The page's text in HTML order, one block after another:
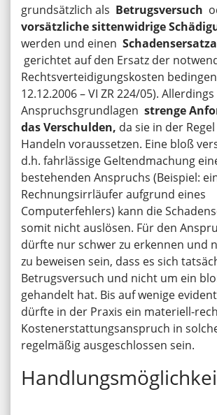
grundsätzlich als Betrugsversuch
vorsätzliche sittenwidrige
werden und einen
gerichtet auf den Ersatz der
Rechtsverteidigungskosten
12.12.2006 – VI ZR 224/05).
Anspruchsgrundlagen strenge
das Verschulden, da sie in der
Handeln voraussetzen. Eine bloß
d.h. fahrlässige Geltendmachung
bestehenden Anspruchs (Beispiel:
Rechnungsirrläufer aufgrund eines
Computerfehlers) kann die
somit nicht auslösen. Für den
dürfte nur schwer zu erkennen und
zu beweisen sein, dass es sich
Betrugsversuch und nicht um ein
gehandelt hat. Bis auf wenige
dürfte in der Praxis ein materiell-
Kostenerstattungsanspruch in
regelmäßig ausgeschlossen sein.